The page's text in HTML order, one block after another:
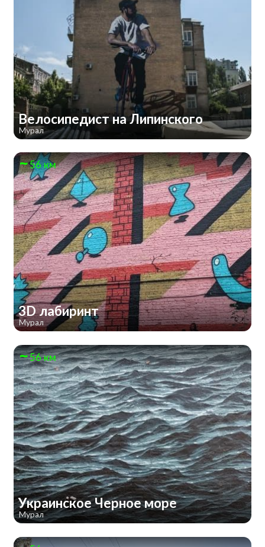
Велосипедист на Липинского
Мурал
56 км
3D лабиринт
Мурал
56 км
Украинское Черное море
Мурал